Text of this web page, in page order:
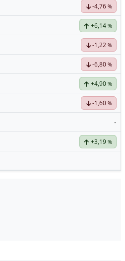
-4,76 %
+6,14 %
-1,22 %
-6,80 %
+4,90 %
-1,60 %
-
+3,19 %